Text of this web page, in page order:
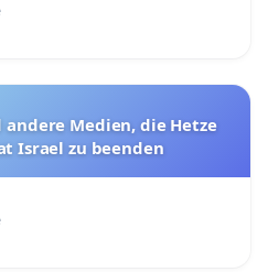
andere Medien, die Hetze
Israel zu beenden